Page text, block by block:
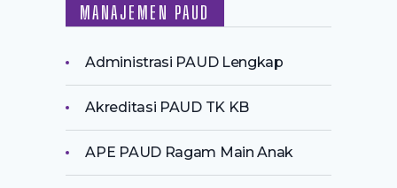
MANAJEMEN PAUD
Administrasi PAUD Lengkap
Akreditasi PAUD TK KB
APE PAUD Ragam Main Anak